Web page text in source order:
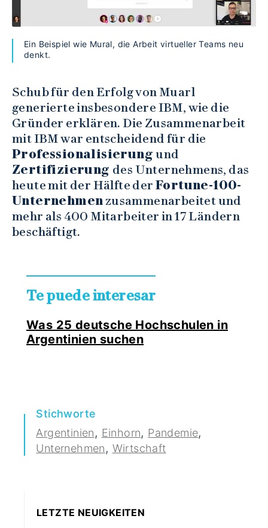
Ein Beispiel wie Mural, die Arbeit virtueller Teams neu
denkt.
Schub für den Erfolg von Muarl
generierte insbesondere IBM, wie die
Gründer erklären. Die Zusammenarbeit
mit IBM war entscheidend für die
Professionalisierungund
Zertifizierung des Unternehmens, das
heute mit der Hälfte der Fortune-100-
Unternehmen zusammenarbeitet und
mehr als 400 Mitarbeiter in 17 Ländern
beschäftigt.
Te puede interesar
Was 25 deutsche Hochschulen in
Argentinien suchen
Stichworte
Argentinien, Einhorn, Pandemie,
Unternehmen, Wirtschaft
LETZTE NEUIGKEITEN